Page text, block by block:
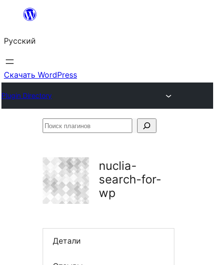
Перейти
содержимому
Русский
Скачать WordPress
Plugin Directory
Поиск
nuclia-
search-for-
wp
Детали